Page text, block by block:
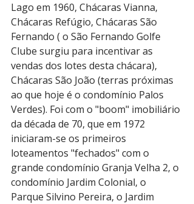
Lago em 1960, Chácaras Vianna,
Chácaras Refúgio, Chácaras São
Fernando ( o São Fernando Golfe
Clube surgiu para incentivar as
vendas dos lotes desta chácara),
Chácaras São João (terras próximas
ao que hoje é o condomínio Palos
Verdes). Foi com o "boom" imobiliário
da década de 70, que em 1972
iniciaram-se os primeiros
loteamentos "fechados" com o
grande condomínio Granja Velha 2, o
condomínio Jardim Colonial, o
Parque Silvino Pereira, o Jardim